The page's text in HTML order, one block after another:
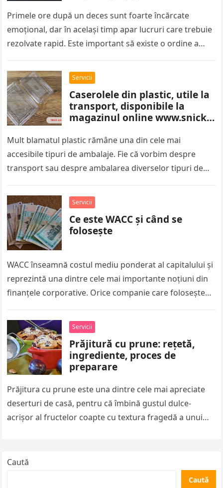
Primele ore după un deces sunt foarte încărcate
emoțional, dar în același timp apar lucruri care trebuie
rezolvate rapid. Este important să existe o ordine a
Servicii
Caserolele din plastic, utile la
transport, disponibile la
magazinul online www.snick-
Mult blamatul plastic rămâne una din cele mai
accesibile tipuri de ambalaje. Fie că vorbim despre
transport sau despre ambalarea diverselor tipuri de
Servicii
Ce este WACC și când se
folosește
WACC înseamnă costul mediu ponderat al capitalului și
reprezintă una dintre cele mai importante noțiuni din
finanțele corporative. Orice companie care folosește
Servicii
Prăjitură cu prune: rețetă,
ingrediente, proces de
preparare
Prăjitura cu prune este una dintre cele mai apreciate
deserturi de casă, pentru că îmbină gustul dulce-
acrișor al fructelor coapte cu textura fragedă a unui
Caută
Caută